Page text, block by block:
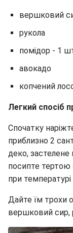
вершковий
рукола
помідор - 1
авокадо
копчений
Легкий спосіб
Спочатку
приблизно 2
деко,
посипте тертою
при температурі
Дайте їм трохи
вершковий сир,